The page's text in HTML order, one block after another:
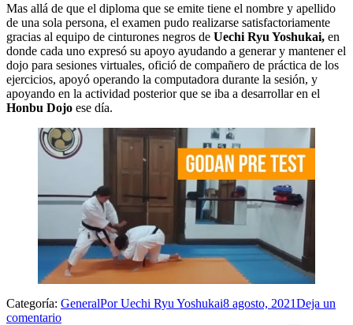
Mas allá de que el diploma que se emite tiene el nombre y apellido
de una sola persona, el examen pudo realizarse satisfactoriamente
gracias al equipo de cinturones negros de Uechi Ryu Yoshukai, en
donde cada uno expresó su apoyo ayudando a generar y mantener el
dojo para sesiones virtuales, ofició de compañero de práctica de los
ejercicios, apoyó operando la computadora durante la sesión, y
apoyando en la actividad posterior que se iba a desarrollar en el
Honbu Dojo ese día.
Categoría: GeneralPorUechi Ryu Yoshukai8 agosto, 2021Deja un
comentario